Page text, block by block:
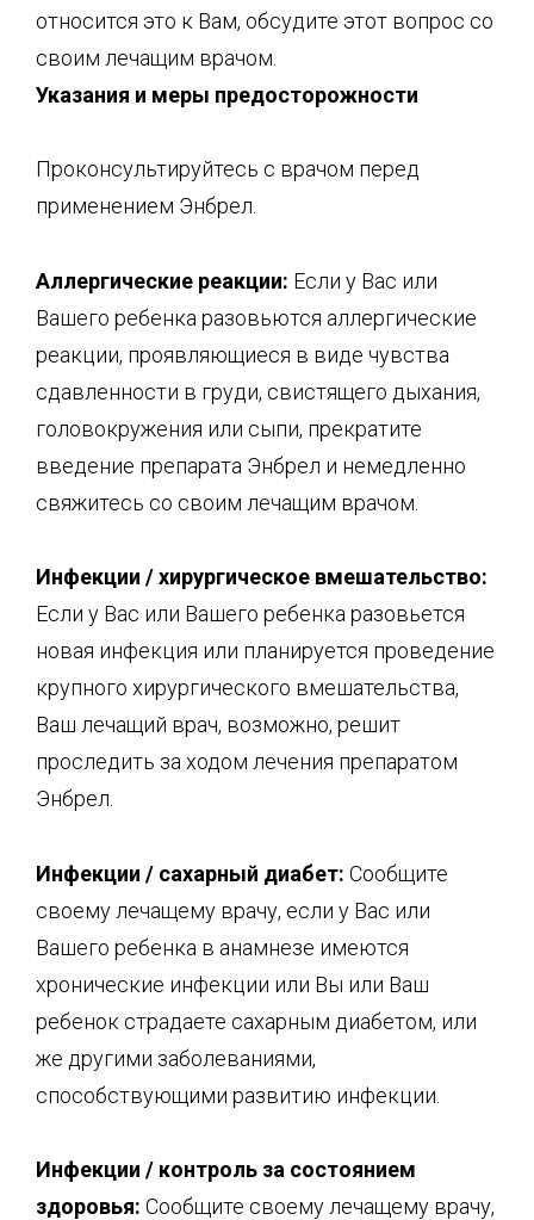
относится это к Вам, обсудите этот вопрос со
своим лечащим врачом.
Указания и меры предосторожности
Проконсультируйтесь с врачом перед
применением Энбрел.
Аллергические реакции: Если у Вас или
Вашего ребенка разовьются аллергические
реакции, проявляющиеся в виде чувства
сдавленности в груди, свистящего дыхания,
головокружения или сыпи, прекратите
введение препарата Энбрел и немедленно
свяжитесь со своим лечащим врачом.
Инфекции / хирургическое вмешательство:
Если у Вас или Вашего ребенка разовьется
новая инфекция или планируется проведение
крупного хирургического вмешательства,
Ваш лечащий врач, возможно, решит
проследить за ходом лечения препаратом
Энбрел.
Инфекции / сахарный диабет: Сообщите
своему лечащему врачу, если у Вас или
Вашего ребенка в анамнезе имеются
хронические инфекции или Вы или Ваш
ребенок страдаете сахарным диабетом, или
же другими заболеваниями,
способствующими развитию инфекции.
Инфекции / контроль за состоянием
здоровья: Сообщите своему лечащему врачу,